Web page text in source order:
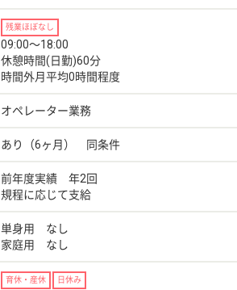
残業ほぼなし
09:00〜18:00
休憩時間(日勤)60分
時間外月平均0時間程度
オペレーター業務
あり（6ヶ月） 同条件
前年度実績 年2回
規程に応じて支給
単身用 なし
家庭用 なし
育休・産休 日休み